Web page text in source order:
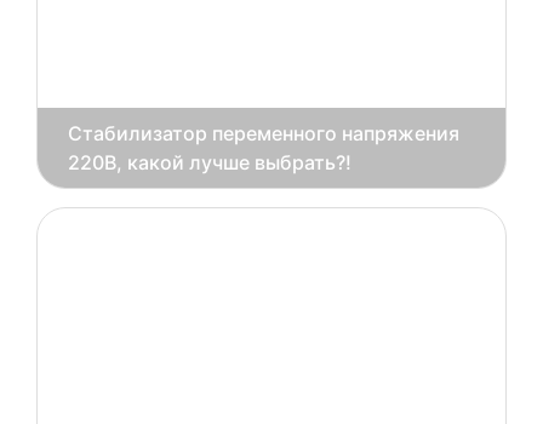
Стабилизатор переменного напряжения
220В, какой лучше выбрать?!